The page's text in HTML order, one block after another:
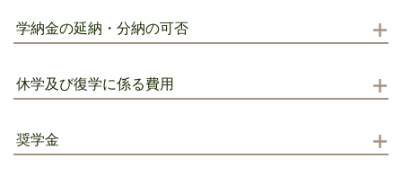
学納金の延納・分納の可否
休学及び復学に係る費用
奨学金